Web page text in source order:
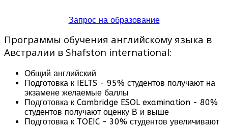
Запрос на образование
Программы обучения английскому языка в
Австралии в Shafston international:
Общий английский
Подготовка к IELTS - 95% студентов получают на
экзамене желаемые баллы
Подготовка к Cambridge ESOL examination - 80%
студентов получают оценку В и выше
Подготовка к TOEIC - 30% студентов увеличивают